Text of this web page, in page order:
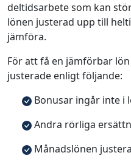
deltidsarbete som kan
lönen justerad upp till
jämföra.
För att få en jämförbar
justerade enligt följande:
Bonusar ingår inte i
Andra rörliga
Månadslönen